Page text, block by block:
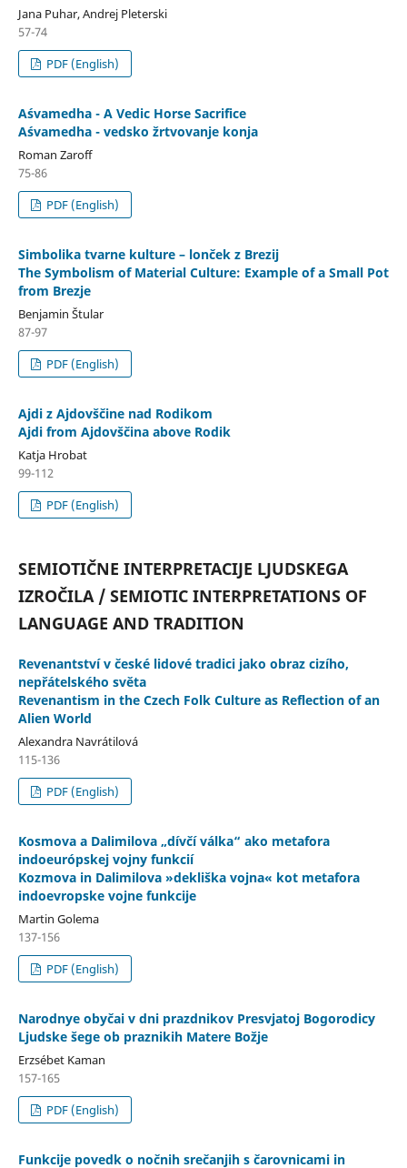
Jana Puhar, Andrej Pleterski
57-74
PDF (English)
Aśvamedha - A Vedic Horse Sacrifice
Aśvamedha - vedsko žrtvovanje konja
Roman Zaroff
75-86
PDF (English)
Simbolika tvarne kulture – lonček z Brezij
The Symbolism of Material Culture: Example of a Small Pot
from Brezje
Benjamin Štular
87-97
PDF (English)
Ajdi z Ajdovščine nad Rodikom
Ajdi from Ajdovščina above Rodik
Katja Hrobat
99-112
PDF (English)
SEMIOTIČNE INTERPRETACIJE LJUDSKEGA
IZROČILA / SEMIOTIC INTERPRETATIONS OF
LANGUAGE AND TRADITION
Revenantství v české lidové tradici jako obraz cizího,
nepřátelského světa
Revenantism in the Czech Folk Culture as Reflection of an
Alien World
Alexandra Navrátilová
115-136
PDF (English)
Kosmova a Dalimilova „dívčí válka“ ako metafora
indoeurópskej vojny funkcií
Kozmova in Dalimilova »dekliška vojna« kot metafora
indoevropske vojne funkcije
Martin Golema
137-156
PDF (English)
Narodnye obyčai v dni prazdnikov Presvjatoj Bogorodicy
Ljudske šege ob praznikih Matere Božje
Erzsébet Kaman
157-165
PDF (English)
Funkcije povedk o nočnih srečanjih s čarovnicami in